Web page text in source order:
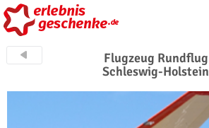
Flugzeug Rundflug
Schleswig-Holstein